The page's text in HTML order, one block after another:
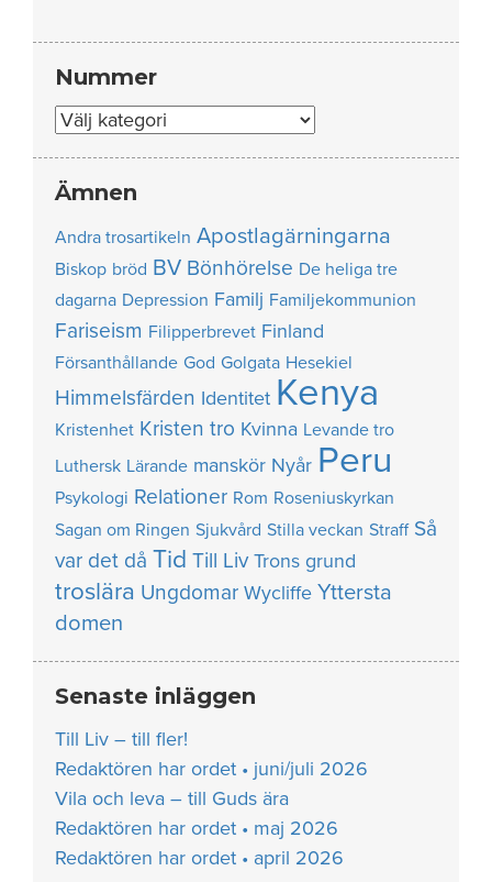
Nummer
Nummer
Ämnen
Andra trosartikeln Apostlagärningarna
Biskop bröd BV Bönhörelse De heliga tre
dagarna Depression Familj Familjekommunion
Fariseism Filipperbrevet Finland
Försanthållande God Golgata Hesekiel
Himmelsfärden Identitet Kenya
Kristenhet Kristen tro Kvinna Levande tro
Luthersk Lärande manskör Nyår Peru
Psykologi Relationer Rom Roseniuskyrkan
Sagan om Ringen Sjukvård Stilla veckan Straff Så
var det då Tid Till Liv Trons grund
troslära Ungdomar Wycliffe Yttersta
domen
Senaste inläggen
Till Liv – till fler!
Redaktören har ordet • juni/juli 2026
Vila och leva – till Guds ära
Redaktören har ordet • maj 2026
Redaktören har ordet • april 2026